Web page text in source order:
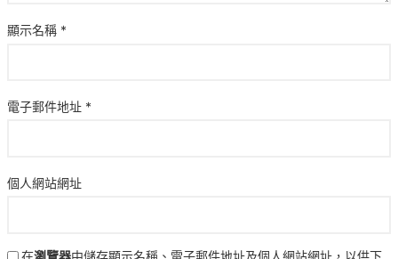
顯示名稱 *
電子郵件地址 *
個人網站網址
在瀏覽器中儲存顯示名稱、電子郵件地址及個人網站網址，以供下